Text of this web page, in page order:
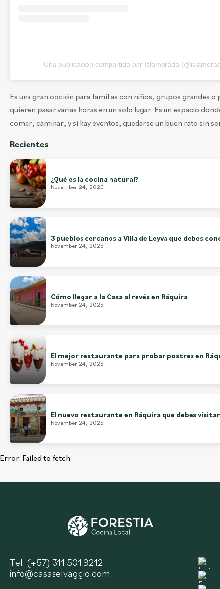
Una publicación compartida por Islamorada
Es una gran opción para familias con niños, grupos grandes o
quieren pasar varias horas en un solo lugar. Es un espacio
comer, caminar, y si hay eventos, quedarse un buen rato sin
Recientes
¿Qué es la cocina natural?
November 24, 2025
3 pueblos cercanos a Villa de Leyva que debes
November 24, 2025
Cómo llegar a la Casa al revés en Ráquira
November 24, 2025
El mejor restaurante para probar postres en
November 24, 2025
El nuevo restaurante en Ráquira que debes visitar
November 24, 2025
Error: Failed to fetch
Tel: (+57) 311 501 9212
info@casaselvaggio.com